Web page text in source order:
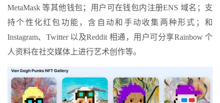
MetaMask 等其他钱包；用户可在钱包内注册ENS 域名；支
持个性化红包功能，含自动和手动收集两种形式；和
Instagram、Twitter 以及Reddit 相通，用户可分享Rainbow 个
人资料在社交媒体上进行艺术创作等。